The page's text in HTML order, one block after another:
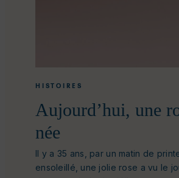
HISTOIRES
Aujourd’hui, une
née
Il y a 35 ans, par un matin de
ensoleillé, une jolie rose a vu le